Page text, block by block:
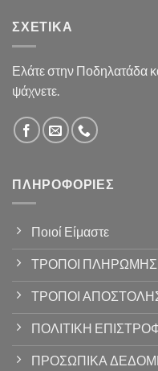
ΣΧΕΤΙΚΆ
Ελάτε στην Ποδηλατάδα
ψάχνετε.
ΠΛΗΡΟΦΟΡΊΕΣ
Ποιοί Είμαστε
ΤΡΟΠΟΙ ΠΛΗΡΩΜΗΣ
ΤΡΟΠΟΙ
ΠΟΛΙΤΙΚΗ
ΠΡΟΣΩΠΙΚΑ